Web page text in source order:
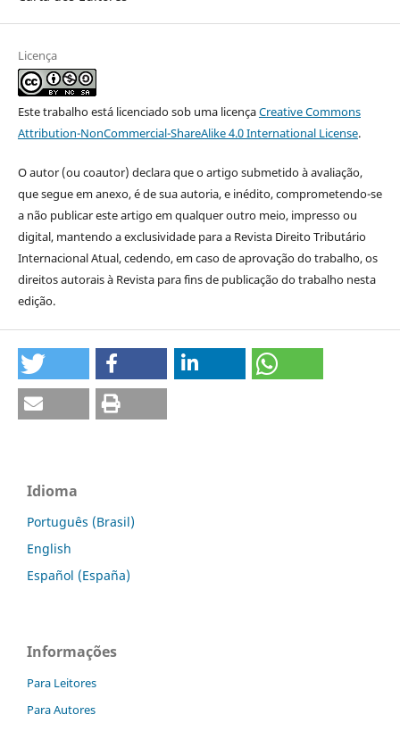
Licença
Este trabalho está licenciado sob uma licençaCreative Commons
Attribution-NonCommercial-ShareAlike 4.0 International License.
O autor (ou coautor) declara que o artigo submetido à avaliação,
que segue em anexo, é de sua autoria, e inédito, comprometendo-se
a não publicar este artigo em qualquer outro meio, impresso ou
digital, mantendo a exclusividade para a Revista Direito Tributário
Internacional Atual, cedendo, em caso de aprovação do trabalho, os
direitos autorais à Revista para fins de publicação do trabalho nesta
edição.
Idioma
Português (Brasil)
English
Español (España)
Informações
Para Leitores
Para Autores